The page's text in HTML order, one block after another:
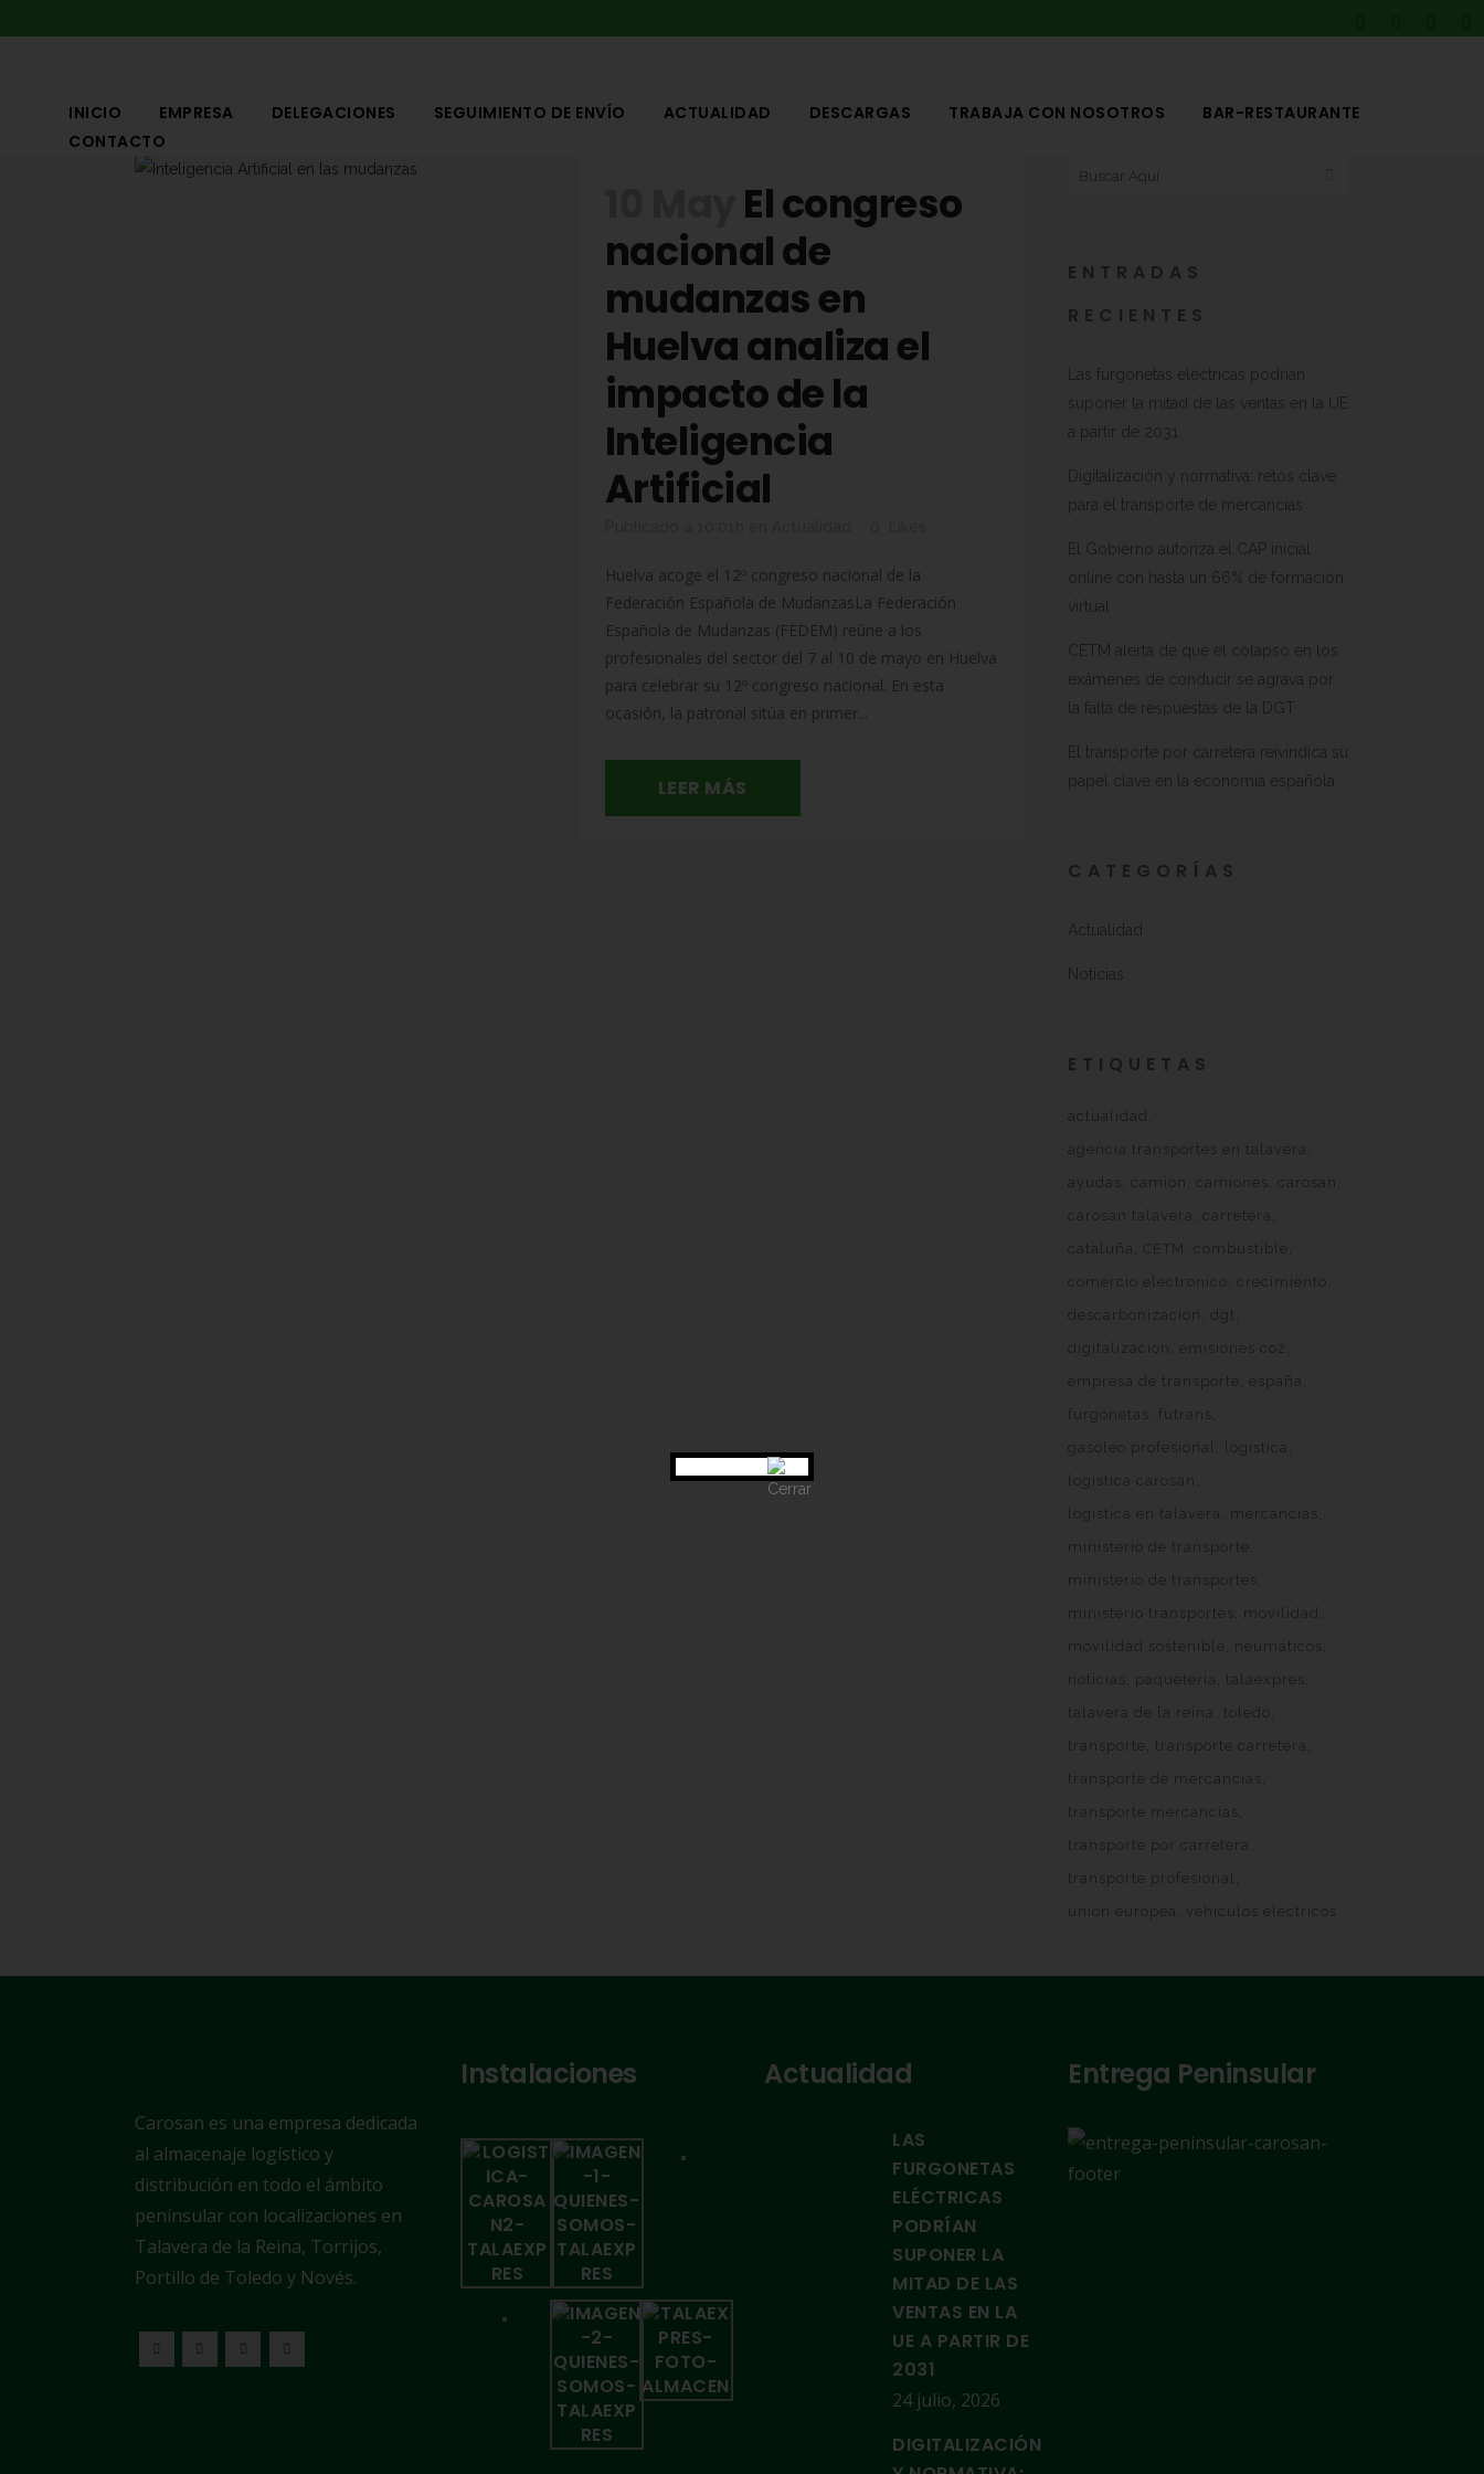
INICIO EMPRESA DELEGACIONES SEGUIMIENTO DE ENVÍO ACTUALIDAD DESCARGAS TRABAJA CON NOSOTROS
BAR-RESTAURANTE
CONTACTO
El congreso
nacional de
mudanzas en
Huelva analiza el
impacto de la
Inteligencia
Artificial
Huelva acoge el 12º congreso nacional de la
Federación Española de MudanzasLa Federación
Española de Mudanzas (FEDEM) reúne a los
profesionales del sector del 7 al 10 de mayo en Huelva
para celebrar su 12º congreso nacional. En esta
ocasión, la patronal sitúa en primer...
LEER MÁS
ENTRADAS
RECIENTES
Las furgonetas eléctricas podrían
suponer la mitad de las ventas en la UE
a partir de 2031
Digitalización y normativa: retos clave
para el transporte de mercancías
El Gobierno autoriza el CAP inicial
online con hasta un 66% de formación
virtual
CETM alerta de que el colapso en los
exámenes de conducir se agrava por
la falta de respuestas de la DGT
El transporte por carretera reivindica su
papel clave en la economía española
CATEGORÍAS
Actualidad
Noticias
ETIQUETAS
actualidad
agencia transportes en talavera
ayudas
camion camiones
carosan
carosan talavera
carretera
cataluña
CETM
combustible
comercio electronico
crecimiento
descarbonizacion
dgt
digitalizacion
emisiones co2
empresa de transporte
españa
furgonetas
futrans
gasoleo profesional
logistica
logistica carosan
logistica en talavera
mercancias
ministerio de transporte
ministerio de transportes
ministerio transportes
movilidad
movilidad sostenible
neumaticos
noticias
paqueteria
talaexpres
talavera de la reina
toledo
transporte
transporte carretera
transporte de mercancias
transporte mercancias
transporte por carretera
transporte profesional
union europea
vehiculos electricos
Carosan es una empresa dedicada
al almacenaje logístico y
distribución en todo el ámbito
penínsular con localizaciones en
Talavera de la Reina, Torrijos,
Portillo de Toledo y Novés.
Instalaciones Actualidad
LAS
FURGONETAS
ELÉCTRICAS
PODRÍAN
SUPONER LA
MITAD DE LAS
VENTAS EN LA
UE A PARTIR DE
2031
24 julio, 2026
DIGITALIZACIÓN
Entrega Peninsular